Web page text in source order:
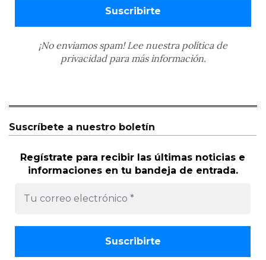
¡No enviamos spam! Lee nuestra política de
privacidadpara más información.
Suscríbete a nuestro boletín
Regístrate para recibir las últimas noticias e
informaciones en tu bandeja de entrada.